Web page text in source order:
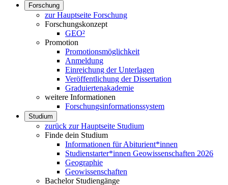
Forschung
zur Hauptseite Forschung
Forschungskonzept
GEO²
Promotion
Promotionsmöglichkeit
Anmeldung
Einreichung der Unterlagen
Veröffentlichung der Dissertation
Graduiertenakademie
weitere Informationen
Forschungsinformationssystem
Studium
zurück zur Hauptseite Studium
Finde dein Studium
Informationen für Abiturient*innen
Studienstarter*innen Geowissenschaften 2026
Geographie
Geowissenschaften
Bachelor Studiengänge